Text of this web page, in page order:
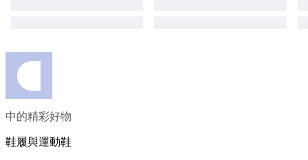
中的精彩好物
鞋履與運動鞋